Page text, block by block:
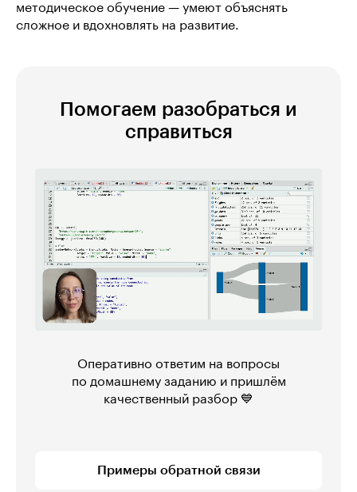
методическое обучение — умеют объяснять
сложное и вдохновлять на развитие.
Помогаем разобраться и
справиться
Оперативно ответим на вопросы
по домашнему заданию и пришлём
качественный разбор 💙
Примеры обратной связи